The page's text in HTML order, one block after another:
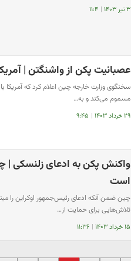
۳ تیر ۱۴۰۳ | ۱۱:۴
عصبانیت پکن از واشنگتن |
سخنگوی وزارت خارجه چین اعلام کرد که آمریکا
مسموم می‌کند و به…
۲۹ خرداد ۱۴۰۳ | ۹:۴۵
واکنش پکن به ادعای زلنسکی |
است
چین ضمن آنکه ادعای رئیس‌جمهور اوکراین
تلاش‌هایی برای حمایت از…
۱۵ خرداد ۱۴۰۳ | ۱۱:۳۶